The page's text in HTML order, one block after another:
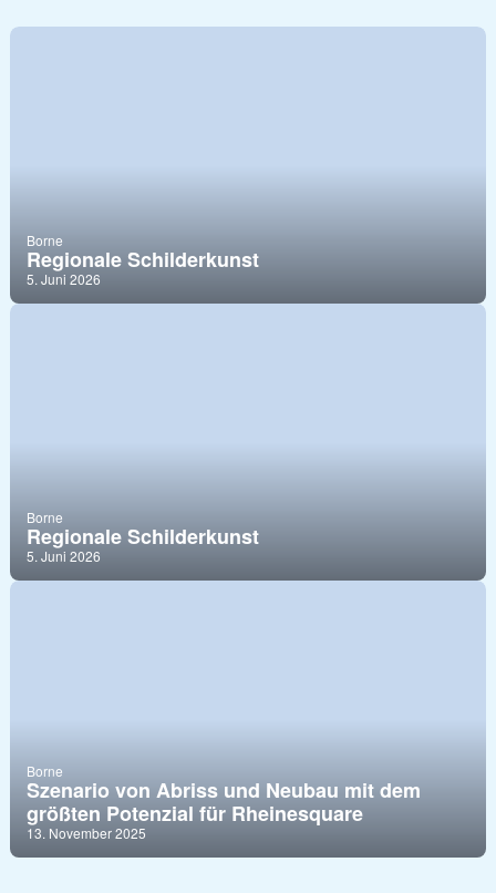
Borne
Regionale Schilderkunst
5. Juni 2026
Borne
Regionale Schilderkunst
5. Juni 2026
Borne
Szenario von Abriss und Neubau mit dem
größten Potenzial für Rheinesquare
13. November 2025